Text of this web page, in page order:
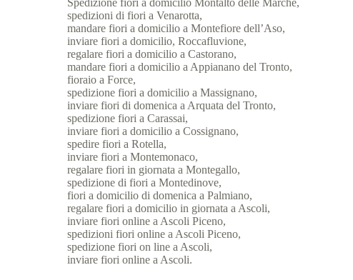
Spedizione fiori a domicilio Montalto delle Marche,
spedizioni di fiori a Venarotta,
mandare fiori a domicilio a Montefiore dell’Aso,
inviare fiori a domicilio, Roccafluvione,
regalare fiori a domicilio a Castorano,
mandare fiori a domicilio a Appianano del Tronto,
fioraio a Force,
spedizione fiori a domicilio a Massignano,
inviare fiori di domenica a Arquata del Tronto,
spedizione fiori a Carassai,
inviare fiori a domicilio a Cossignano,
spedire fiori a Rotella,
inviare fiori a Montemonaco,
regalare fiori in giornata a Montegallo,
spedizione di fiori a Montedinove,
fiori a domicilio di domenica a Palmiano,
regalare fiori a domicilio in giornata a Ascoli,
inviare fiori online a Ascoli Piceno,
spedizioni fiori online a Ascoli Piceno,
spedizione fiori on line a Ascoli,
inviare fiori online a Ascoli.